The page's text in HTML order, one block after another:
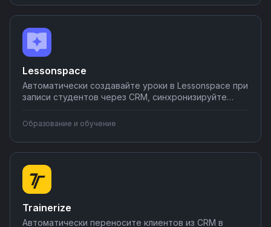
без программирования на Nodul — создавайте
воронки продаж за считанные минуты.
Lessonspace
Автоматически создавайте уроки в Lessonspace при
записи студентов через CRM, синхронизируйте
отправляйте напоминания в мессенджеры.
Настройте интеграции образовательной платформы
с вашими инструментами через Nodul за несколько
минут.
Образование и обучение
Trainerize
Автоматически переносите клиентов из CRM в